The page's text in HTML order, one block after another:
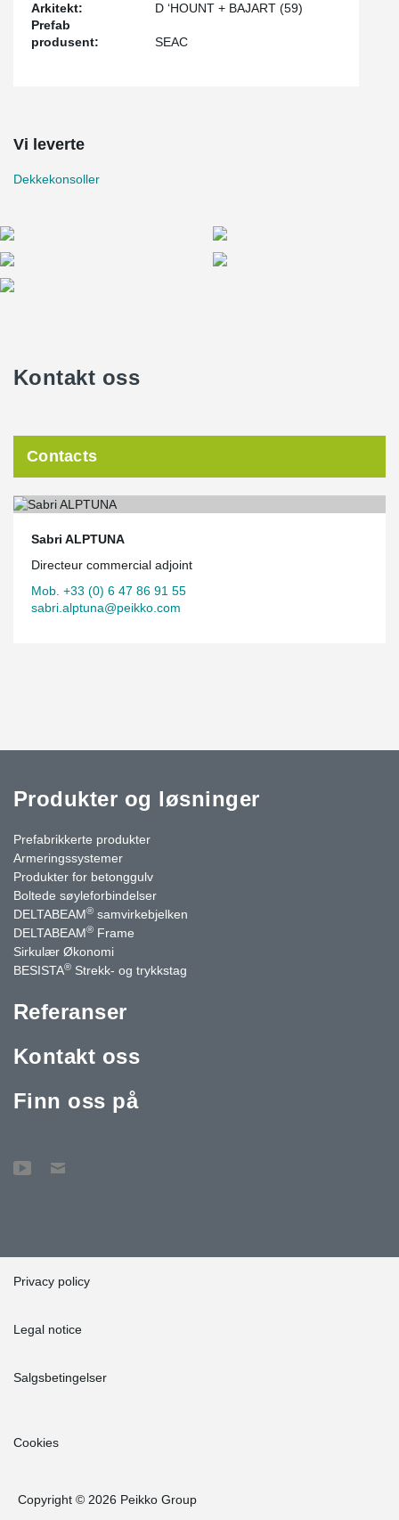
Arkitekt:
D ‘HOUNT + BAJART (59)
Prefab
produsent:
SEAC
Vi leverte
Dekkekonsoller
Kontakt oss
Contacts
Sabri ALPTUNA
Directeur commercial adjoint
Mob. +33 (0) 6 47 86 91 55
sabri.alptuna@peikko.com
Produkter og løsninger
Prefabrikkerte produkter
Armeringssystemer
Produkter for betonggulv
Boltede søyleforbindelser
DELTABEAM® samvirkebjelken
DELTABEAM® Frame
Sirkulær Økonomi
BESISTA® Strekk- og trykkstag
Referanser
Kontakt oss
Finn oss på
Privacy policy
Legal notice
Salgsbetingelser
Cookies
Copyright © 2026 Peikko Group